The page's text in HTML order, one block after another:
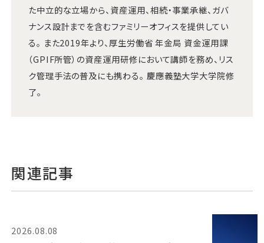
た中立的な立場から、資産運用、相続・事業承継、ガバ
ナンス設計までを含むファミリーオフィスを提供してい
る。 また2019年より、厚生労働省 年金局 資金運用課
（GPIF所管）の資産運用研修において講師を務め、リス
ク管理手法の普及にも携わる。 慶應義塾大学大学院修
了。
関連記事
2026.08.08